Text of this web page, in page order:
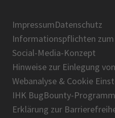
Über uns
Presse
IHK-Magazin
BIHK
DIHK
AHK
IHK-Standortportal
ImpressumDatenschutz
Informationspflichten zum
Social-Media-Konzept
Hinweise zur Einlegung
Webanalyse & Cookie
IHK BugBounty-Programm
Erklärung zur